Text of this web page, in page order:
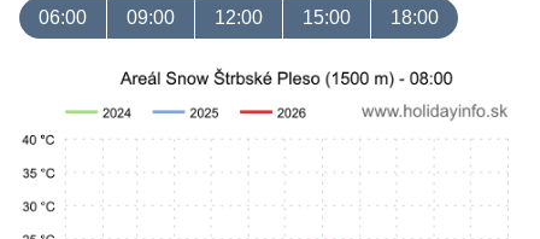
06:00 09:00 12:00 15:00 18:00